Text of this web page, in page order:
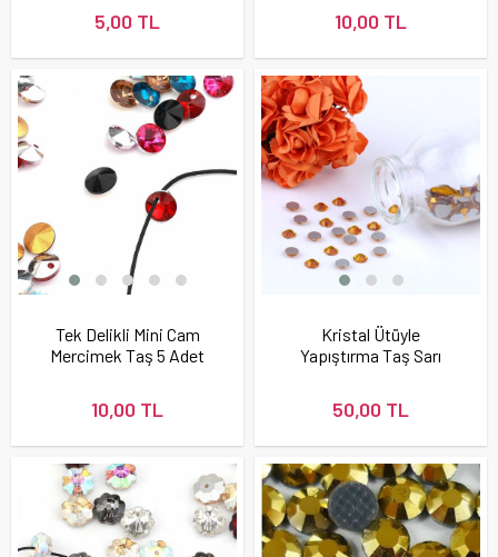
5,00 TL 10,00 TL
Tek Delikli Mini Cam
Mercimek Taş 5 Adet
10,00 TL
Kristal Ütüyle
Yapıştırma Taş Sarı
50,00 TL